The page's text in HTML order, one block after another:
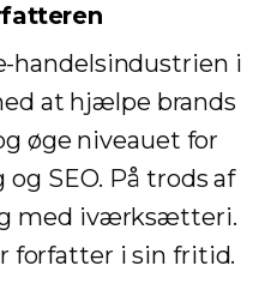
handelsindustrien i
at hjælpe brands
øge niveauet for
SEO. På trods af
med iværksætteri.
forfatter i sin fritid.